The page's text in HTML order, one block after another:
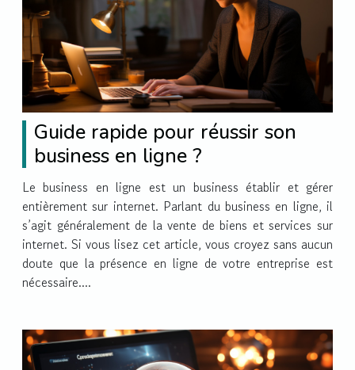
Guide rapide pour réussir son
business en ligne ?
Le business en ligne est un business établir et gérer
entièrement sur internet. Parlant du business en ligne, il
s’agit généralement de la vente de biens et services sur
internet. Si vous lisez cet article, vous croyez sans aucun
doute que la présence en ligne de votre entreprise est
nécessaire....